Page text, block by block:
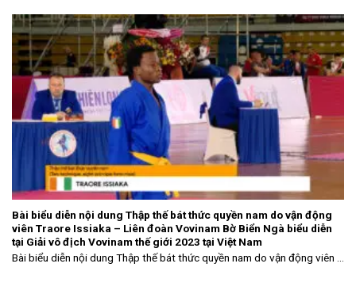
Bài biểu diễn nội dung Thập thế bát thức quyền nam do vận động
viên Traore Issiaka – Liên đoàn Vovinam Bờ Biển Ngà biểu diễn
tại Giải vô địch Vovinam thế giới 2023 tại Việt Nam
Bài biểu diễn nội dung Thập thế bát thức quyền nam do vận động viên ...